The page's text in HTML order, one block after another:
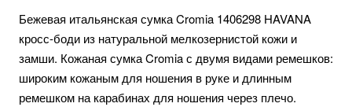
Бежевая итальянская сумка Cromia 1406298 HAVANA
кросс-боди из натуральной мелкозернистой кожи и
замши. Кожаная сумка Cromia с двумя видами ремешков:
широким кожаным для ношения в руке и длинным
ремешком на карабинах для ношения через плечо.